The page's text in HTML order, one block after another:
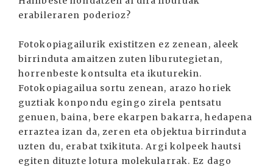
erabileraren poderioz?
Fotokopiagailurik existitzen ez zenean, aleek
birrinduta amaitzen zuten liburutegietan,
horrenbeste kontsulta eta ikuturekin.
Fotokopiagailua sortu zenean, arazo horiek
guztiak konpondu egingo zirela pentsatu
genuen, baina, bere ekarpen bakarra, hedapena
erraztea izan da, zeren eta objektua birrinduta
uzten du, erabat txikituta. Argi kolpeek hautsi
egiten dituzte lotura molekularrak. Ez dago